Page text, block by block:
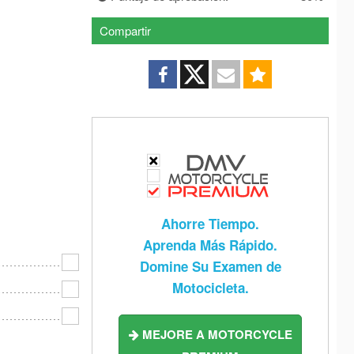
New Mexico
New York
North Dakota
Ohio
Pennsylvania
South Carolina
South Dakota
Texas
Utah
Wisconsin
Compartir
Ahorre Tiempo.
Aprenda Más Rápido.
Domine Su Examen de
Motocicleta.
MEJORE A MOTORCYCLE